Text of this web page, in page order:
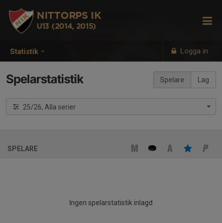
Statistik Logga in
NITTORPS IK
U13 (2014, 2015)
Spelare Lag
Spelarstatistik
25/26, Alla serier
SPELARE
Ingen spelarstatistik inlagd